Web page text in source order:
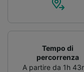
Tempo di
percorrenza
A partire da 1h